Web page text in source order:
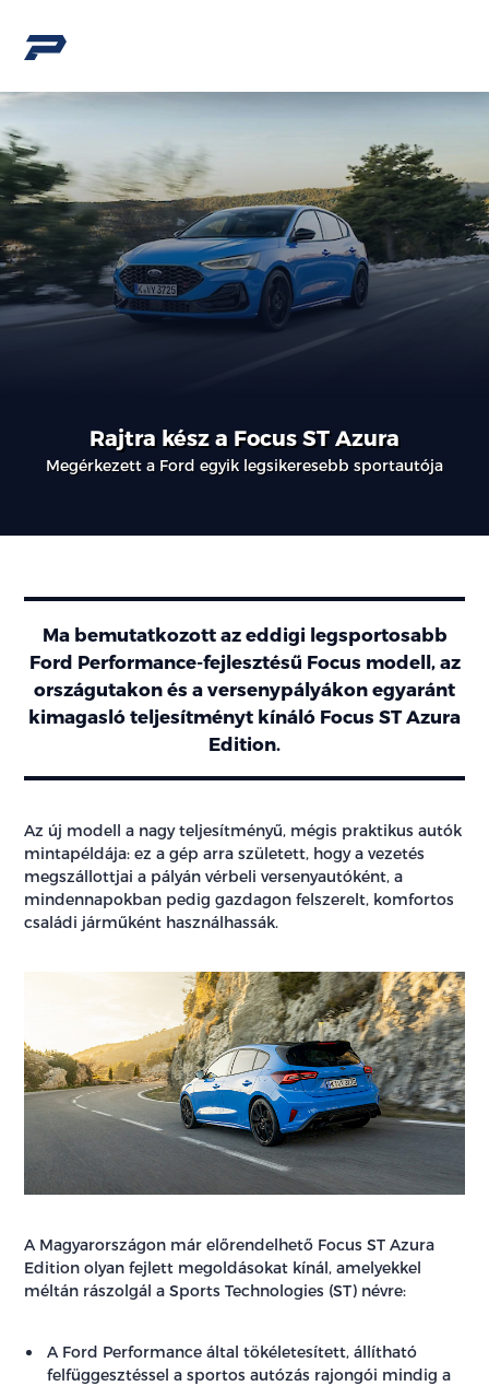
Rajtra kész a Focus ST Azura
Megérkezett a Ford egyik legsikeresebb sportautója
Ma bemutatkozott az eddigi legsportosabb
Ford Performance-fejlesztésű Focus modell, az
országutakon és a versenypályákon egyaránt
kimagasló teljesítményt kínáló Focus ST Azura
Edition.
Az új modell a nagy teljesítményű, mégis praktikus autók
mintapéldája: ez a gép arra született, hogy a vezetés
megszállottjai a pályán vérbeli versenyautóként, a
mindennapokban pedig gazdagon felszerelt, komfortos
családi járműként használhassák.
A Magyarországon már előrendelhető Focus ST Azura
Edition olyan fejlett megoldásokat kínál, amelyekkel
méltán rászolgál a Sports Technologies (ST) névre:
A Ford Performance által tökéletesített, állítható
felfüggesztéssel a sportos autózás rajongói mindig a